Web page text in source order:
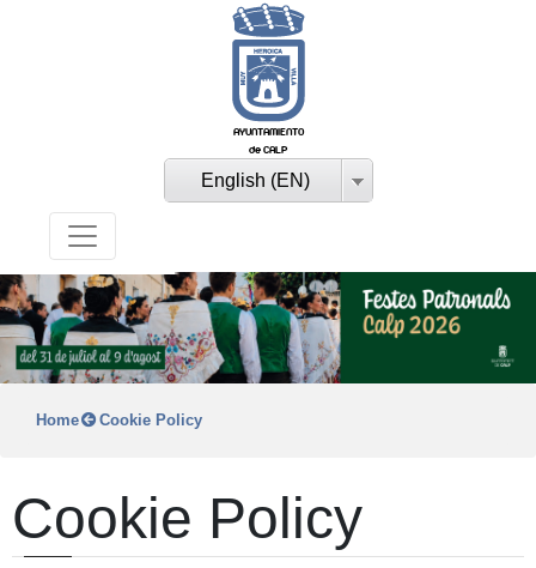
AYUNTAMIENTO
de CALP
English (EN)
Home Cookie Policy
Cookie Policy